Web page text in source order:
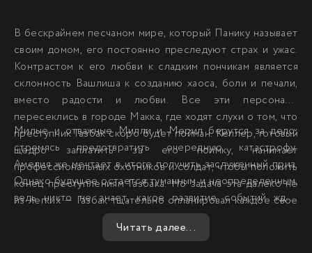
В бескрайнем песчаном мире, который Панику называет
своим домом, его постоянно преследуют страх и ужас.
Контрастом к его любви к сладким пончикам является
склонность Вашлиша к созданию хаоса, боли и печали,
вместо радости и любви. Все эти персонажи
пересеклись в городе Макка, где ходят слухи о том, что
преступник Газбак скоро будет пойман. Кеплер, готовый
щедро заплатить за его поимку, нанимает
профессиональных охотников и солдат, чтобы положить
конец преступлениям Газбака. Но задача эта далеко не
из легких — Газбак тщательно спланировал каждое свое
ограбление до мельчайших деталей.
Милые и отважные Милли и Мерил берутся за дело,
стремясь предотвратить очередную катастрофу.
Амелия же мечтает в итоге получить заслуженный приз.
Однако будущее остается туманным и неопределенным,
ведь никто не знает, какое развитие событий ждет
впереди. Смогут ли они преодолеть все испытания и
достичь своих целей? Время покажет.
Читать далее...